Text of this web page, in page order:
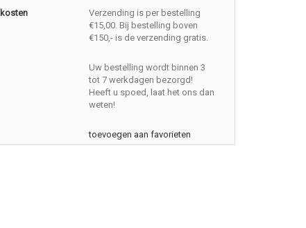
Verzending is per bestelling
€15,00. Bij bestelling boven
€150,- is de verzending gratis.
Uw bestelling wordt binnen 3
tot 7 werkdagen bezorgd!
Heeft u spoed, laat het ons dan
weten!
toevoegen aan favorieten